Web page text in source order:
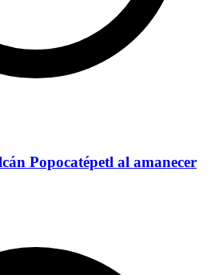
Popocatépetl al amanecer